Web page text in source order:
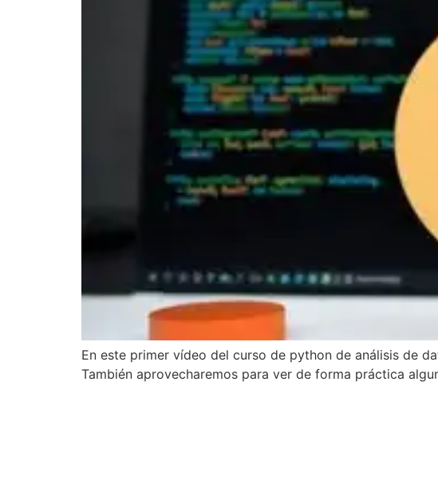
En este primer vídeo del curso de python de análisis de
También aprovecharemos para ver de forma práctica